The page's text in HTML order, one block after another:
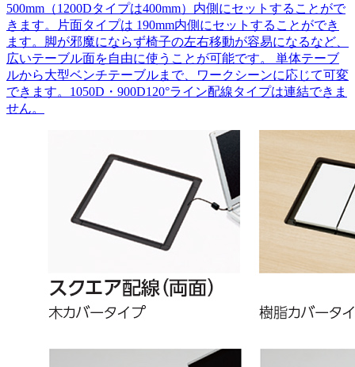
500mm（1200Dタイプは400mm）内側にセットすることがで
きます。片面タイプは 190mm内側にセットすることができ
ます。脚が邪魔にならず椅子の左右移動が容易になるなど、
広いテーブル面を自由に使うことが可能です。 単体テーブ
ルから大型ベンチテーブルまで、ワークシーンに応じて可変
できます。1050D・900D120°ライン配線タイプは連結できま
せん。